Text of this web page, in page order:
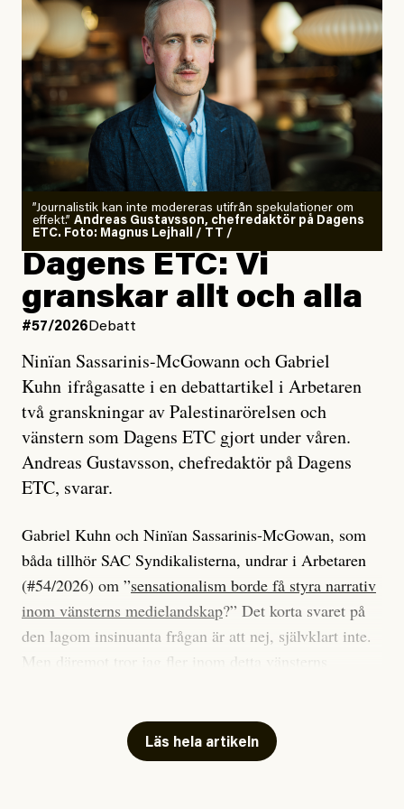
”Journalistik kan inte modereras utifrån spekulationer om
effekt.” Andreas Gustavsson, chefredaktör på Dagens
ETC. Foto: Magnus Lejhall / TT /
Dagens ETC: Vi
granskar allt och alla
#57/2026 Debatt
Ninïan Sassarinis-McGowann och Gabriel
Kuhn ifrågasatte i en debattartikel i Arbetaren
två granskningar av Palestinarörelsen och
vänstern som Dagens ETC gjort under våren.
Andreas Gustavsson, chefredaktör på Dagens
ETC, svarar.
Gabriel Kuhn och Ninïan Sassarinis-McGowan, som
båda tillhör SAC Syndikalisterna, undrar i Arbetaren
(#54/2026) om ”sensationalism borde få styra narrativ
inom vänsterns medielandskap?” Det korta svaret på
den lagom insinuanta frågan är att nej, självklart inte.
Men däremot tror jag fler inom detta vänsterns
journalistik som vänder sig till många snarare än att
jaga inbördes beundran. Det har i alla fall fungerat för
Läs hela artikeln